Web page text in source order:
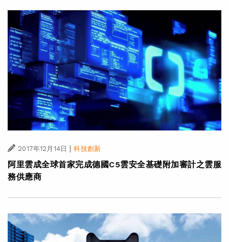
2017年12月14日 | 科技創新
阿里雲成全球首家完成德國C5雲安全基礎附加審計之雲服
務供應商